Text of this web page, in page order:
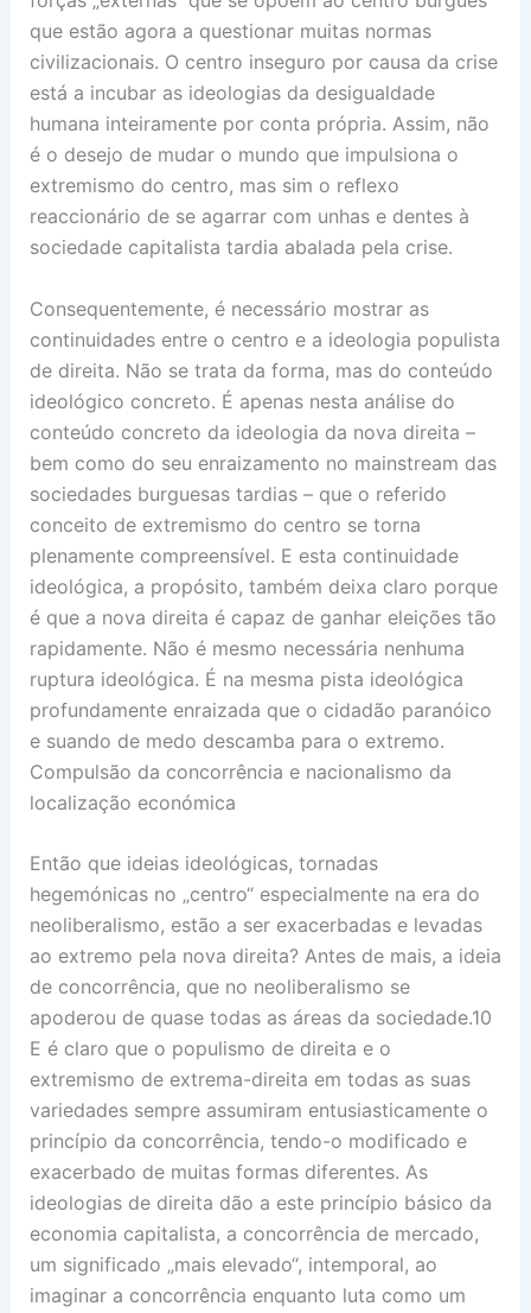
que estão agora a questionar muitas normas
civilizacionais. O centro inseguro por causa da crise
está a incubar as ideologias da desigualdade
humana inteiramente por conta própria. Assim, não
é o desejo de mudar o mundo que impulsiona o
extremismo do centro, mas sim o reflexo
reaccionário de se agarrar com unhas e dentes à
sociedade capitalista tardia abalada pela crise.
Consequentemente, é necessário mostrar as
continuidades entre o centro e a ideologia populista
de direita. Não se trata da forma, mas do conteúdo
ideológico concreto. É apenas nesta análise do
conteúdo concreto da ideologia da nova direita –
bem como do seu enraizamento no mainstream das
sociedades burguesas tardias – que o referido
conceito de extremismo do centro se torna
plenamente compreensível. E esta continuidade
ideológica, a propósito, também deixa claro porque
é que a nova direita é capaz de ganhar eleições tão
rapidamente. Não é mesmo necessária nenhuma
ruptura ideológica. É na mesma pista ideológica
profundamente enraizada que o cidadão paranóico
e suando de medo descamba para o extremo.
Compulsão da concorrência e nacionalismo da
localização económica
Então que ideias ideológicas, tornadas
hegemónicas no „centro“ especialmente na era do
neoliberalismo, estão a ser exacerbadas e levadas
ao extremo pela nova direita? Antes de mais, a ideia
de concorrência, que no neoliberalismo se
apoderou de quase todas as áreas da sociedade.10
E é claro que o populismo de direita e o
extremismo de extrema-direita em todas as suas
variedades sempre assumiram entusiasticamente o
princípio da concorrência, tendo-o modificado e
exacerbado de muitas formas diferentes. As
ideologias de direita dão a este princípio básico da
economia capitalista, a concorrência de mercado,
um significado „mais elevado“, intemporal, ao
imaginar a concorrência enquanto luta como um